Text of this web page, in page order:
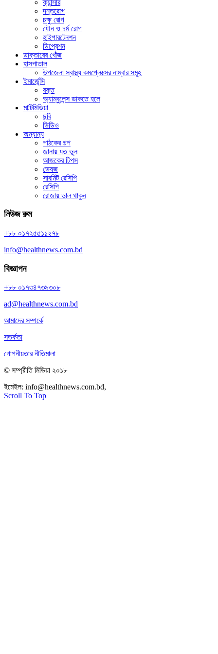
ক্যান্সার
দন্তরোগ
চক্ষু রোগ
যৌন ও চর্ম রোগ
হাইপারটেনশন
ডিপ্রেশন
ডাক্তারের খোঁজ
হাসপাতাল
উপজেলা স্বাস্থ্য কমপ্লেক্সের নাম্বার সমূহ
ইমার্জেন্সি
রক্ত
অ্যাম্বুলেন্স ডাকতে হলে
মাল্টিমিডিয়া
ছবি
ভিডিও
অন্যান্য
পাঠকের গল্প
জানায় যত ভুল
আজকের টিপস
ভেষজ
সাবমিট রেসিপি
রেসিপি
রোজায় ভাল থাকুন
নিউজ রুম
+৮৮ ০১৭২৫৫১১২৭৮
info@healthnews.com.bd
বিজ্ঞাপন
+৮৮ ০১৭৩৪৭৩৯৩০৮
ad@healthnews.com.bd
আমাদের সম্পর্কে
সতর্কতা
গোপনীয়তার নীতিমালা
© সম্প্রীতি মিডিয়া ২০১৮
ইমেইল: info@healthnews.com.bd,
Scroll To Top